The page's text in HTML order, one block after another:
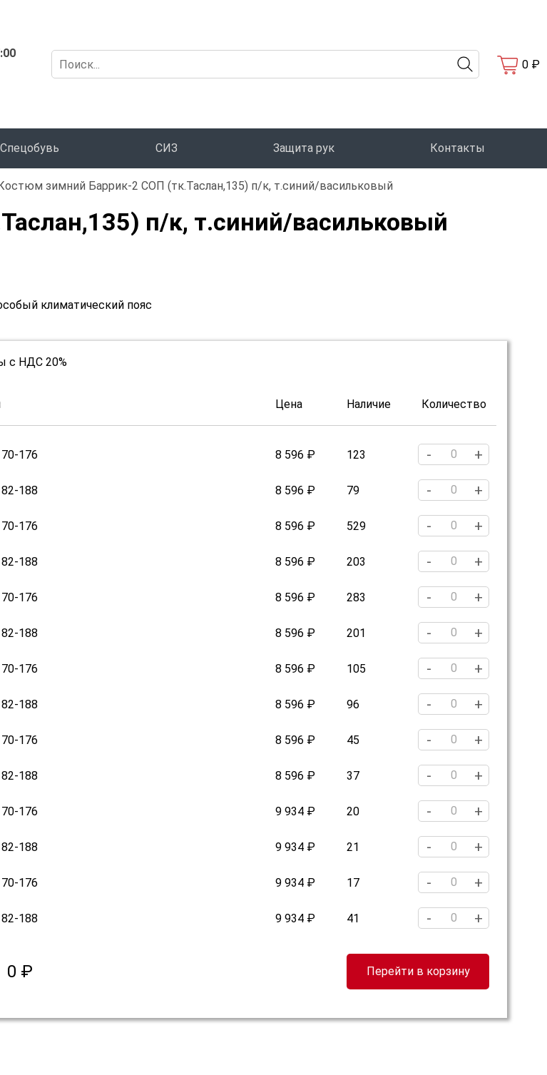
0 ₽
Спецобувь СИЗ Защита рук Контакты
зимний Баррик-2 СОП (тк.Таслан,135) п/к, т.синий/васильковый
п/к, т.синий/васильковый
климатический пояс
с НДС 20%
Цена Наличие Количество
176 8 596 ₽ 123 - +
188 8 596 ₽ 79 - +
176 8 596 ₽ 529 - +
188 8 596 ₽ 203 - +
176 8 596 ₽ 283 - +
188 8 596 ₽ 201 - +
176 8 596 ₽ 105 - +
188 8 596 ₽ 96 - +
176 8 596 ₽ 45 - +
188 8 596 ₽ 37 - +
176 9 934 ₽ 20 - +
188 9 934 ₽ 21 - +
176 9 934 ₽ 17 - +
188 9 934 ₽ 41 - +
0 ₽ Перейти в корзину